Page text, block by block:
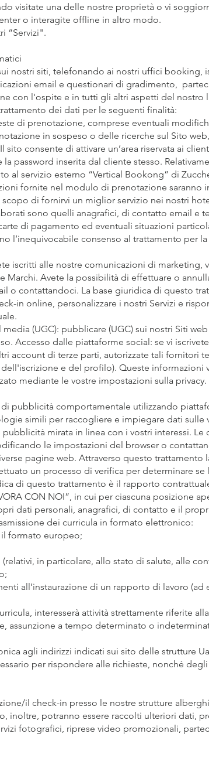
visitate una delle nostre proprietà o vi
o interagite offline in altro modo.
“Servizi".
nostri siti, telefonando ai nostri uffici booking,
email e questionari di gradimento,
con l'ospite e in tutti gli altri aspetti del nostro
dei dati per le seguenti finalità:
di prenotazione, comprese eventuali
in sospeso o delle ricerche sul Sito
consente di attivare un’area riservata ai
password inserita dal cliente stesso.
al servizio esterno “Vertical Bookong” di
fornite nel modulo di prenotazione saranno
di fornirvi un miglior servizio nei nostri
sono quelli anagrafici, di contatto email e
di pagamento ed eventuali situazioni
l’inequivocabile consenso al trattamento per
iscritti alle nostre comunicazioni di marketing,
Marchi. Avete la possibilità di effettuare o
o contattandoci. La base giuridica di questo
in online, personalizzare i nostri Servizi e
(UGC): pubblicare (UGC) sui nostri Siti
Accesso dalle piattaforme social: se vi
account di terze parti, autorizzate tali fornitori
e del profilo). Queste informazioni
mediante le vostre impostazioni sulla
pubblicità comportamentale utilizzando
simili per raccogliere e impiegare dati sulle
mirata in linea con i vostri interessi.
le impostazioni del browser o
pagine web. Attraverso questo trattamento
un processo di verifica per determinare
di questo trattamento è il rapporto
CON NOI”, in cui per ciascuna posizione
dati personali, anagrafici, di contatto e il
dei curricula in formato elettronico:
formato europeo;
in particolare, allo stato di salute, alle
all’instaurazione di un rapporto di lavoro (ad
interesserà attività strettamente riferite
assunzione a tempo determinato o
agli indirizzi indicati sui sito delle strutture
per rispondere alle richieste, nonché
il check-in presso le nostre strutture
inoltre, potranno essere raccolti ulteriori dati,
fotografici, riprese video promozionali,